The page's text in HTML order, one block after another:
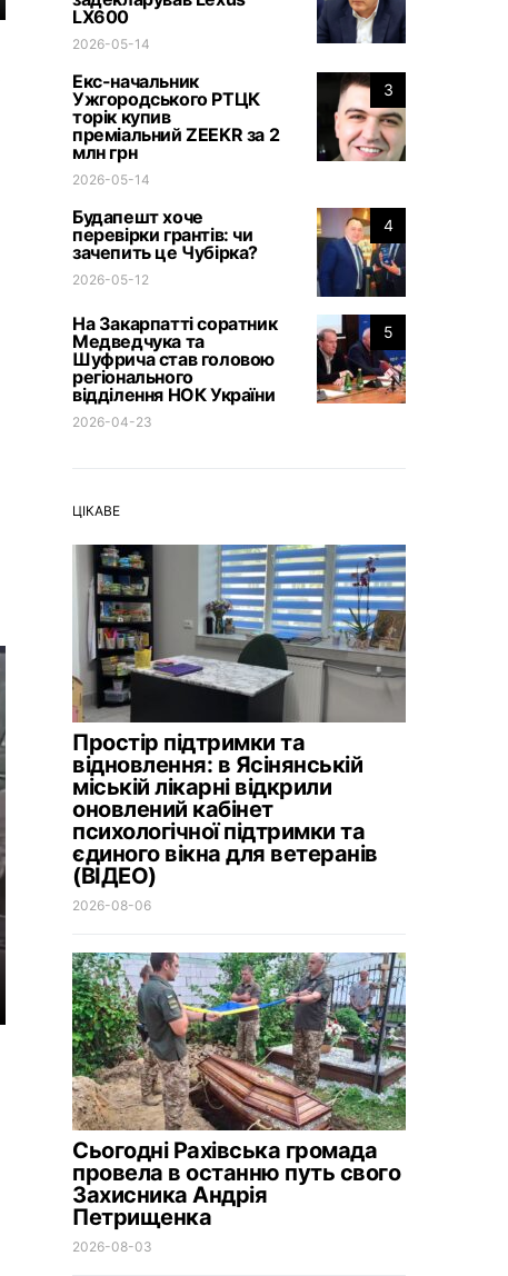
LX600
2026-05-14
3
Екс-начальник
Ужгородського РТЦК
торік купив
преміальний ZEEKR за 2
млн грн
2026-05-14
4
Будапешт хоче
перевірки грантів: чи
зачепить це Чубірка?
2026-05-12
5
На Закарпатті соратник
Медведчука та
Шуфрича став головою
регіонального
відділення НОК України
2026-04-23
ЦІКАВЕ
Простір підтримки та
відновлення: в Ясінянській
міській лікарні відкрили
оновлений кабінет
психологічної підтримки та
єдиного вікна для ветеранів
(ВІДЕО)
2026-08-06
Сьогодні Рахівська громада
провела в останню путь свого
Захисника Андрія
Петрищенка
2026-08-03